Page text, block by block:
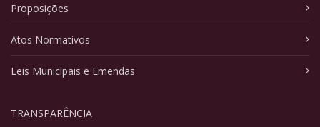
Proposições
Atos Normativos
Leis Municipais e Emendas
TRANSPARÊNCIA